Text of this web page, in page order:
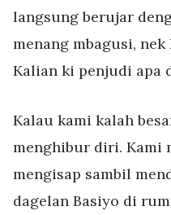
langsung berujar
menang mbagusi,
Kalian ki penjudi apa
Kalau kami kalah
menghibur diri. Kami
mengisap sambil
dagelan Basiyo di